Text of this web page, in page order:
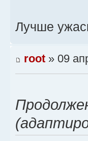
Лучше
root » 09